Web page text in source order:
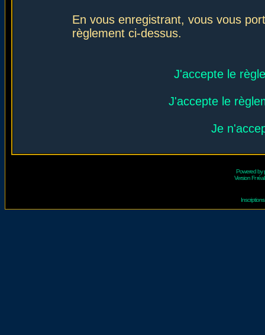
En vous enregistrant, vous vous
règlement ci-dessus.
J'accepte le
J'accepte le
Je
Powered by
Version Fr